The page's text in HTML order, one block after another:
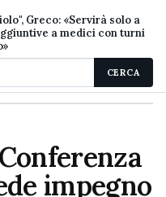
Greco: «Servirà solo a
a medici con turni
CERCA
impegno